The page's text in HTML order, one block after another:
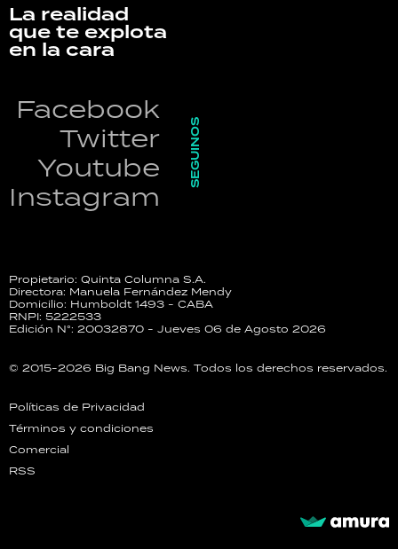
La realidad
que te explota
en la cara
Facebook
Twitter
Youtube
Instagram
SEGUINOS
Propietario: Quinta Columna S.A.
Directora: Manuela Fernández Mendy
Domicilio: Humboldt 1493 - CABA
RNPI: 5222533
Edición N°: 20032870 - Jueves 06 de Agosto 2026
© 2015-2026 Big Bang News. Todos los derechos reservados.
Políticas de Privacidad
Términos y condiciones
Comercial
RSS